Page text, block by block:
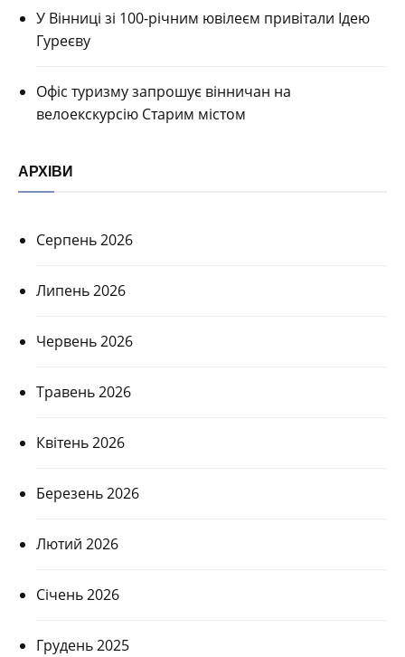
У Вінниці зі 100-річним ювілеєм привітали Ідею
Гуреєву
Офіс туризму запрошує вінничан на
велоекскурсію Старим містом
АРХІВИ
Серпень 2026
Липень 2026
Червень 2026
Травень 2026
Квітень 2026
Березень 2026
Лютий 2026
Січень 2026
Грудень 2025